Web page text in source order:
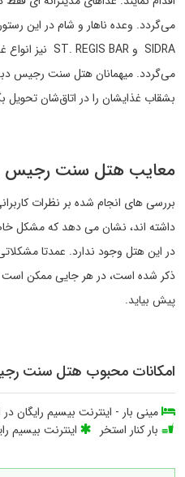
می‌گردد. وعده ناهار و شام در این
SIDRA و ST. REGIS BAR نیز انواع
می‌گردد. میهمانانهتل سنت رجیس
بشقاب غذایشان را در اتاق‌شان تحویل
معایب هتل سنت رجیس
بررسی های انجام شده بر نظرات
داشته اند، نشان می دهد که مشکل
در این هتل وجود ندارد. عمدتا
ذکر شده است، در هر جایی ممکن
پیش بیاید.
امکانات محبوب هتل سنت
مینی بار - اینترنت بیسیم رایگان در
بار کنار استخر
اینترنت بیسیم